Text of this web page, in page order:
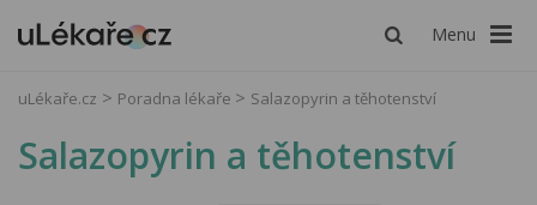
Menu
uLékaře.cz Poradna lékaře Salazopyrin a těhotenství
Salazopyrin a těhotenství